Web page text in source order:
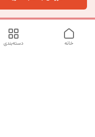
دسته‌بندی خانه